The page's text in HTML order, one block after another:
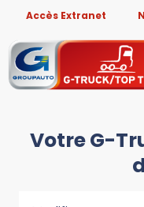
Accès Extranet
Votre G-